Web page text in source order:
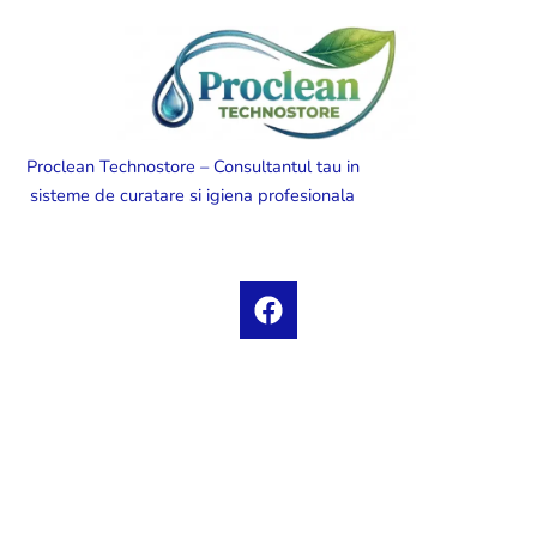
Proclean Technostore – Consultantul tau in
sisteme de curatare si igiena profesionala
F
a
c